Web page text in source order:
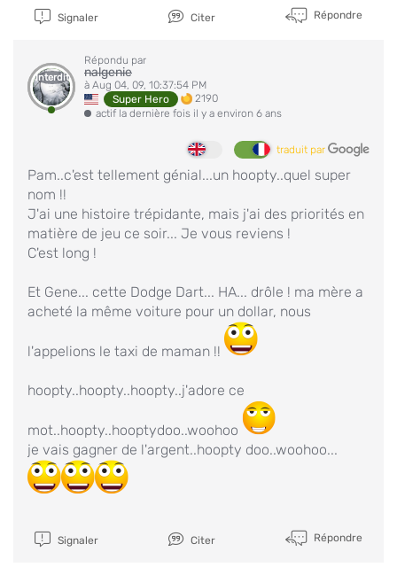
Signaler Citer Répondre
Interdit
Répondu par
nalgenie
à Aug 04, 09, 10:37:54 PM
Super Hero
2190
actif la dernière fois il y a environ 6 ans
traduit par
Pam..c'est tellement génial...un hoopty..quel super
nom !!
J'ai une histoire trépidante, mais j'ai des priorités en
matière de jeu ce soir... Je vous reviens !
C'est long !
Et Gene... cette Dodge Dart... HA... drôle ! ma mère a
acheté la même voiture pour un dollar, nous
l'appelions le taxi de maman !!
hoopty..hoopty..hoopty..j'adore ce
mot..hoopty..hooptydoo..woohoo
je vais gagner de l'argent..hoopty doo..woohoo...
Signaler Citer Répondre